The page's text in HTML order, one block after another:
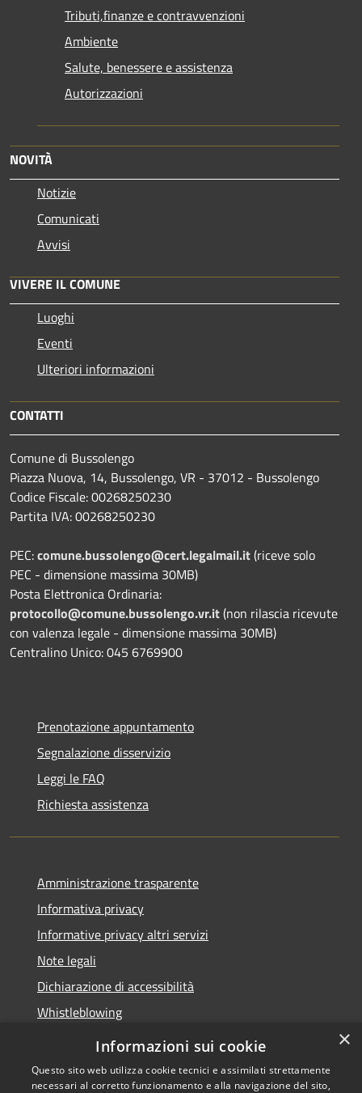
Tributi,finanze e contravvenzioni
Ambiente
Salute, benessere e assistenza
Autorizzazioni
NOVITÀ
Notizie
Comunicati
Avvisi
VIVERE IL COMUNE
Luoghi
Eventi
Ulteriori informazioni
CONTATTI
Comune di Bussolengo
Piazza Nuova, 14, Bussolengo, VR - 37012 - Bussolengo
Codice Fiscale: 00268250230
Partita IVA: 00268250230
PEC:comune.bussolengo@cert.legalmail.it(riceve solo
PEC - dimensione massima 30MB)
Posta Elettronica Ordinaria:
protocollo@comune.bussolengo.vr.it(non rilascia ricevute
con valenza legale - dimensione massima 30MB)
Centralino Unico: 045 6769900
Prenotazione appuntamento
Segnalazione disservizio
Leggi le FAQ
Richiesta assistenza
Amministrazione trasparente
Informativa privacy
Informative privacy altri servizi
Note legali
Dichiarazione di accessibilità
Whistleblowing
×
Informazioni sui cookie
Questo sito web utilizza cookie tecnici e assimilati strettamente
necessari al corretto funzionamento e alla navigazione del sito,